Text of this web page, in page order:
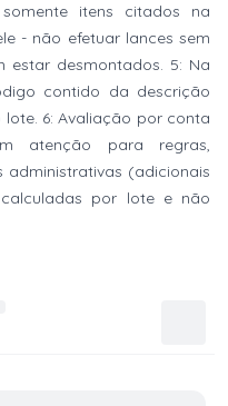
itens citados na
- não efetuar lances sem
estar desmontados. 5: Na
contido da descrição
6: Avaliação por conta
atenção para regras,
administrativas (adicionais
por lote e não